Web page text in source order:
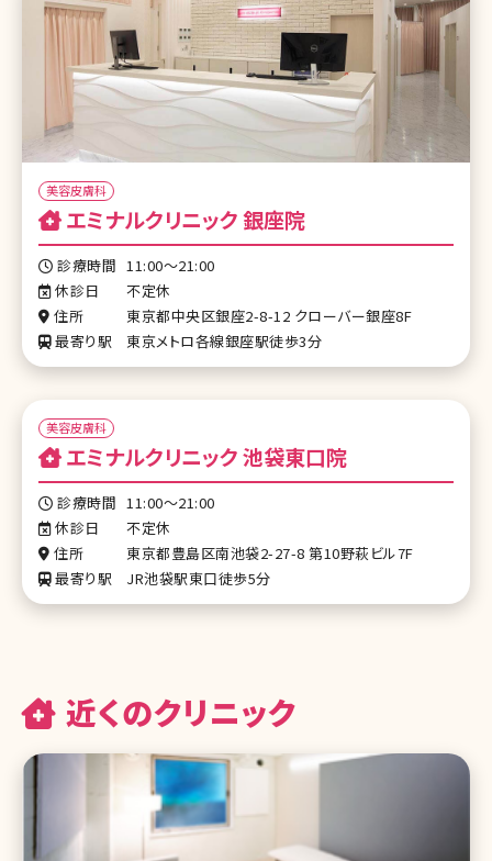
美容皮膚科
エミナルクリニック 銀座院
診療時間 11:00～21:00
休診日
不定休
住所
東京都中央区銀座2-8-12 クローバー銀座8F
最寄り駅
東京メトロ各線銀座駅徒歩3分
美容皮膚科
エミナルクリニック 池袋東口院
診療時間 11:00～21:00
休診日
不定休
住所
東京都豊島区南池袋2-27-8 第10野萩ビル7F
最寄り駅
JR池袋駅東口徒歩5分
近くのクリニック